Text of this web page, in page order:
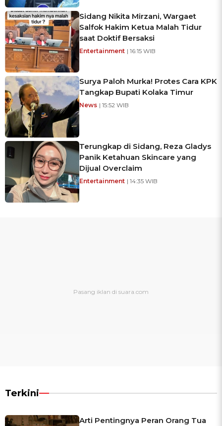
Sidang Nikita Mirzani, Wargaet
Salfok Hakim Ketua Malah Tidur
saat Doktif Bersaksi
Entertainment | 16:15 WIB
Surya Paloh Murka! Protes Cara KPK
Tangkap Bupati Kolaka Timur
News | 15:52 WIB
Terungkap di Sidang, Reza Gladys
Panik Ketahuan Skincare yang
Dijual Overclaim
Entertainment | 14:35 WIB
Terkini
Arti Pentingnya Peran Orang Tua